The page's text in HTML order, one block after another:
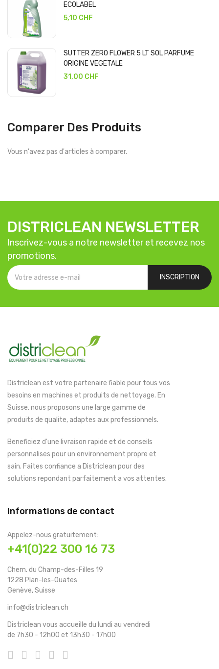
ECOLABEL
5,10 CHF
SUTTER ZERO FLOWER 5 LT SOL PARFUME
ORIGINE VEGETALE
31,00 CHF
Comparer Des Produits
Vous n'avez pas d'articles à comparer.
DISTRICLEAN NEWSLETTER
Inscrivez-vous a notre newsletter et recevez nos
promotions.
INSCRIPTION
Districlean est votre partenaire fiable pour tous vos
besoins en machines et produits de nettoyage. En
Suisse, nous proposons une large gamme de
produits de qualite, adaptes aux professionnels.
Beneficiez d'une livraison rapide et de conseils
personnalises pour un environnement propre et
sain. Faites confiance a Districlean pour des
solutions repondant parfaitement a vos attentes.
Informations de contact
Appelez-nous gratuitement:
+41(0)22 300 16 73
Chem. du Champ-des-Filles 19
1228 Plan-les-Ouates
Genève, Suisse
info@districlean.ch
Districlean vous accueille du lundi au vendredi
de 7h30 - 12h00 et 13h30 - 17h00